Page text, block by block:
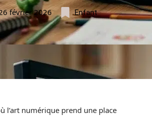
février 2026 Enfant
l’art numérique prend une place